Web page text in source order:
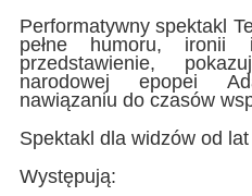
Performatywny spektakl
pełne humoru, ironii
przedstawienie,
narodowej epopei
nawiązaniu do czasów
Spektakl dla widzów od
Występują: